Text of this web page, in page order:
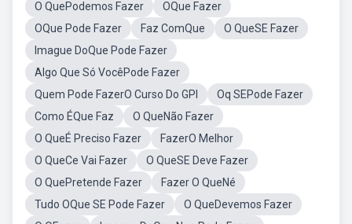
O QuePodemos Fazer
OQue Fazer
OQue Pode Fazer
Faz ComQue
O QueSE Fazer
Imague DoQue Pode Fazer
Algo Que Só VocêPode Fazer
Quem Pode FazerO Curso Do GPI
Oq SEPode Fazer
Como ÉQue Faz
O QueNão Fazer
O QueÉ Preciso Fazer
FazerO Melhor
O QueCe Vai Fazer
O QueSE Deve Fazer
O QuePretende Fazer
Fazer O QueNé
Tudo OQue SE Pode Fazer
O QueDevemos Fazer